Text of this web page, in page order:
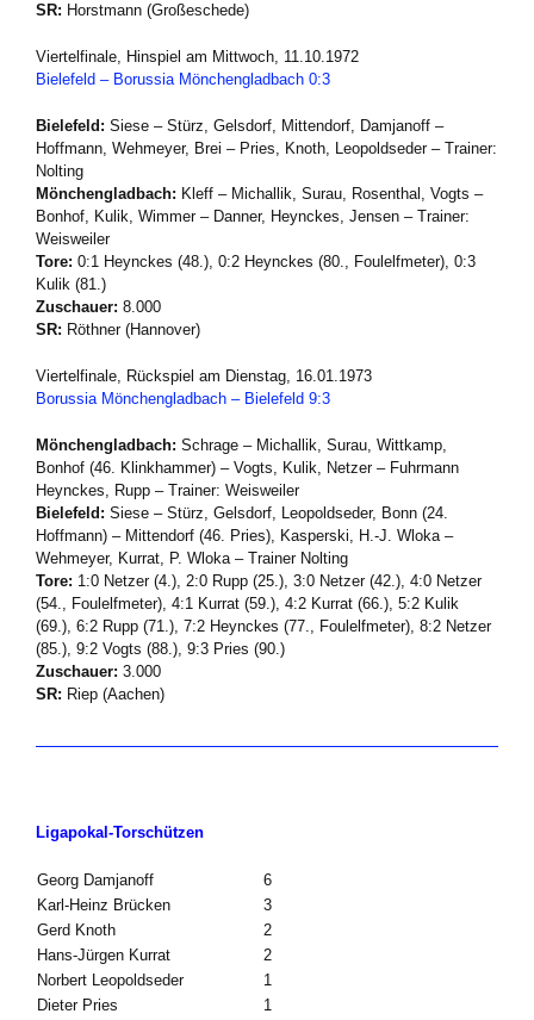
SR: Horstmann (Großeschede)
Viertelfinale, Hinspiel am Mittwoch, 11.10.1972
Bielefeld – Borussia Mönchengladbach 0:3
Bielefeld: Siese – Stürz, Gelsdorf, Mittendorf, Damjanoff –
Hoffmann, Wehmeyer, Brei – Pries, Knoth, Leopoldseder – Trainer:
Nolting
Mönchengladbach: Kleff – Michallik, Surau, Rosenthal, Vogts –
Bonhof, Kulik, Wimmer – Danner, Heynckes, Jensen – Trainer:
Weisweiler
Tore: 0:1 Heynckes (48.), 0:2 Heynckes (80., Foulelfmeter), 0:3
Kulik (81.)
Zuschauer: 8.000
SR: Röthner (Hannover)
Viertelfinale, Rückspiel am Dienstag, 16.01.1973
Borussia Mönchengladbach – Bielefeld 9:3
Mönchengladbach: Schrage – Michallik, Surau, Wittkamp,
Bonhof (46. Klinkhammer) – Vogts, Kulik, Netzer – Fuhrmann
Heynckes, Rupp – Trainer: Weisweiler
Bielefeld: Siese – Stürz, Gelsdorf, Leopoldseder, Bonn (24.
Hoffmann) – Mittendorf (46. Pries), Kasperski, H.-J. Wloka –
Wehmeyer, Kurrat, P. Wloka – Trainer Nolting
Tore: 1:0 Netzer (4.), 2:0 Rupp (25.), 3:0 Netzer (42.), 4:0 Netzer
(54., Foulelfmeter), 4:1 Kurrat (59.), 4:2 Kurrat (66.), 5:2 Kulik
(69.), 6:2 Rupp (71.), 7:2 Heynckes (77., Foulelfmeter), 8:2 Netzer
(85.), 9:2 Vogts (88.), 9:3 Pries (90.)
Zuschauer: 3.000
SR: Riep (Aachen)
Ligapokal-Torschützen
Georg Damjanoff
6
Karl-Heinz Brücken
3
Gerd Knoth
2
Hans-Jürgen Kurrat
2
Norbert Leopoldseder
1
Dieter Pries
1